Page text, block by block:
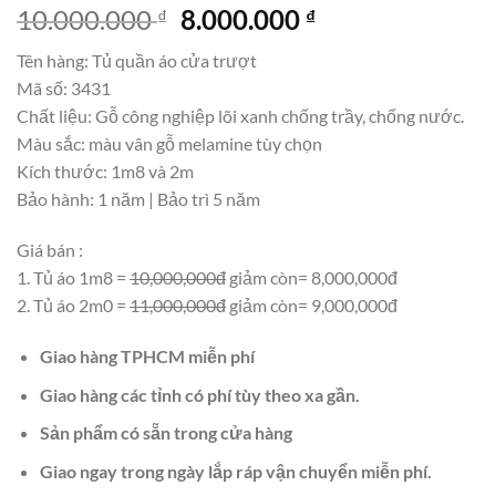
10.000.000₫
Giá
gốc
là:
8.000.000 ₫Giá
8.000.000 ₫.
Tên hàng: Tủ quần áo cửa trượt
Mã số: 3431
Chất liệu: Gỗ công nghiệp lõi xanh chống trầy, chống nước.
Màu sắc: màu vân gỗ melamine tùy chọn
Kích thước: 1m8 và 2m
Bảo hành: 1 năm | Bảo trì 5 năm
Giá bán :
1. Tủ áo 1m8 = 10,000,000đ giảm còn= 8,000,000đ
2. Tủ áo 2m0 = 11,000,000đ giảm còn= 9,000,000đ
Giao hàng TPHCM miễn phí
Giao hàng các tỉnh có phí tùy theo xa gần.
Sản phẩm có sẵn trong cửa hàng
Giao ngay trong ngày lắp ráp vận chuyển miễn phí.